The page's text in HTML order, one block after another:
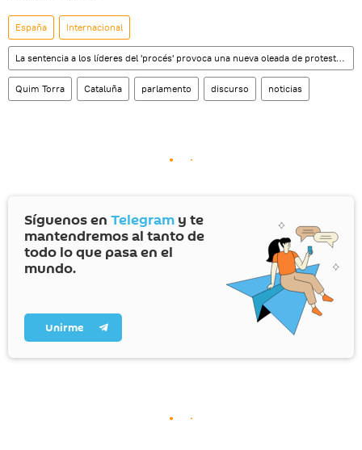
España Internacional
La sentencia a los líderes del 'procés' provoca una nueva oleada de protestas en Cataluña
Quim Torra Cataluña parlamento discurso noticias
Síguenos en Telegram y te
mantendremos al tanto de
todo lo que pasa en el
mundo.
Unirme